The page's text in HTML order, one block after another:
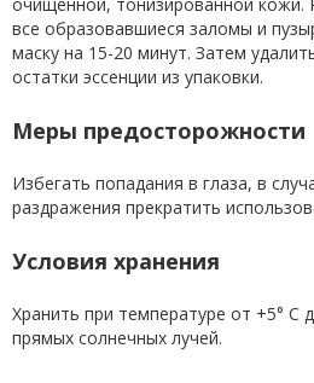
все образовавшиеся заломы и
маску на 15-20 минут. Затем
остатки эссенции из упаковки.
Меры предосторожности
Избегать попадания в глаза, в
раздражения прекратить
Условия хранения
Хранить при температуре от +5° С
прямых солнечных лучей.